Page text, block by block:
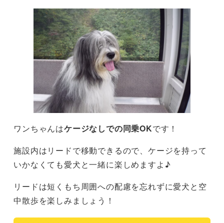
ワンちゃんはケージなしでの同乗OKです！
施設内はリードで移動できるので、ケージを持って
いかなくても愛犬と一緒に楽しめますよ♪
リードは短くもち周囲への配慮を忘れずに愛犬と空
中散歩を楽しみましょう！